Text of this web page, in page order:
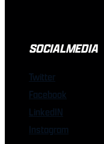
SOCIALMEDIA
Twitter
Facebook
LinkedIN
Instagram